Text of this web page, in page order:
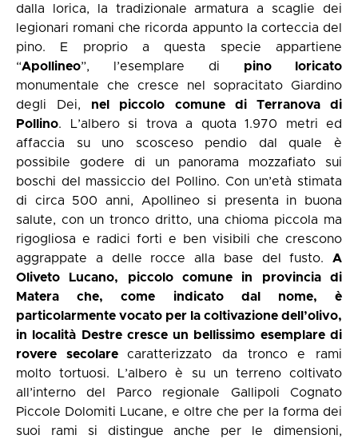
dalla lorica, la tradizionale armatura a scaglie dei
legionari romani che ricorda appunto la corteccia del
pino. E proprio a questa specie appartiene
“Apollineo”, l’esemplare di pino loricato
monumentale che cresce nel sopracitato Giardino
degli Dei, nel piccolo comune di Terranova di
Pollino. L’albero si trova a quota 1.970 metri ed
affaccia su uno scosceso pendio dal quale è
possibile godere di un panorama mozzafiato sui
boschi del massiccio del Pollino. Con un’età stimata
di circa 500 anni, Apollineo si presenta in buona
salute, con un tronco dritto, una chioma piccola ma
rigogliosa e radici forti e ben visibili che crescono
aggrappate a delle rocce alla base del fusto. A
Oliveto Lucano, piccolo comune in provincia di
Matera che, come indicato dal nome, è
particolarmente vocato per la coltivazione dell’olivo,
in località Destre cresce un bellissimo esemplare di
rovere secolarecaratterizzato da tronco e rami
molto tortuosi. L’albero è su un terreno coltivato
all’interno del Parco regionale Gallipoli Cognato
Piccole Dolomiti Lucane, e oltre che per la forma dei
suoi rami si distingue anche per le dimensioni,